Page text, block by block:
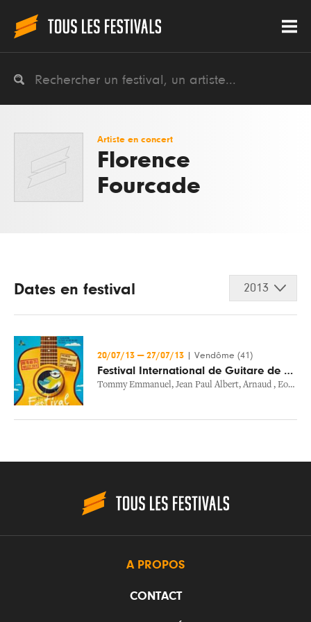
Artiste en concert
Florence
Fourcade
Dates en festival 2013
20/07/13 — 27/07/13 Vendôme (41)
Festival International de Guitare de Vendôme
Tommy Emmanuel, Jean Paul Albert, Arnaud , Eon Guitar Quartet
A PROPOS
CONTACT